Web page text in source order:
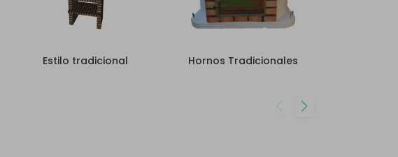
Estilo tradicional Hornos Tradicionales